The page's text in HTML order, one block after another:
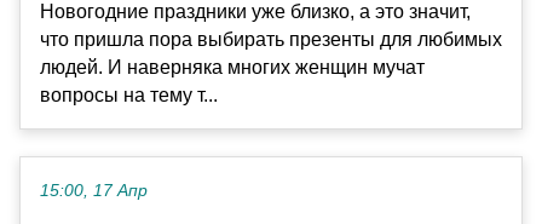
Новогодние праздники уже близко, а это значит,
что пришла пора выбирать презенты для любимых
людей. И наверняка многих женщин мучат
вопросы на тему т...
15:00, 17 Апр